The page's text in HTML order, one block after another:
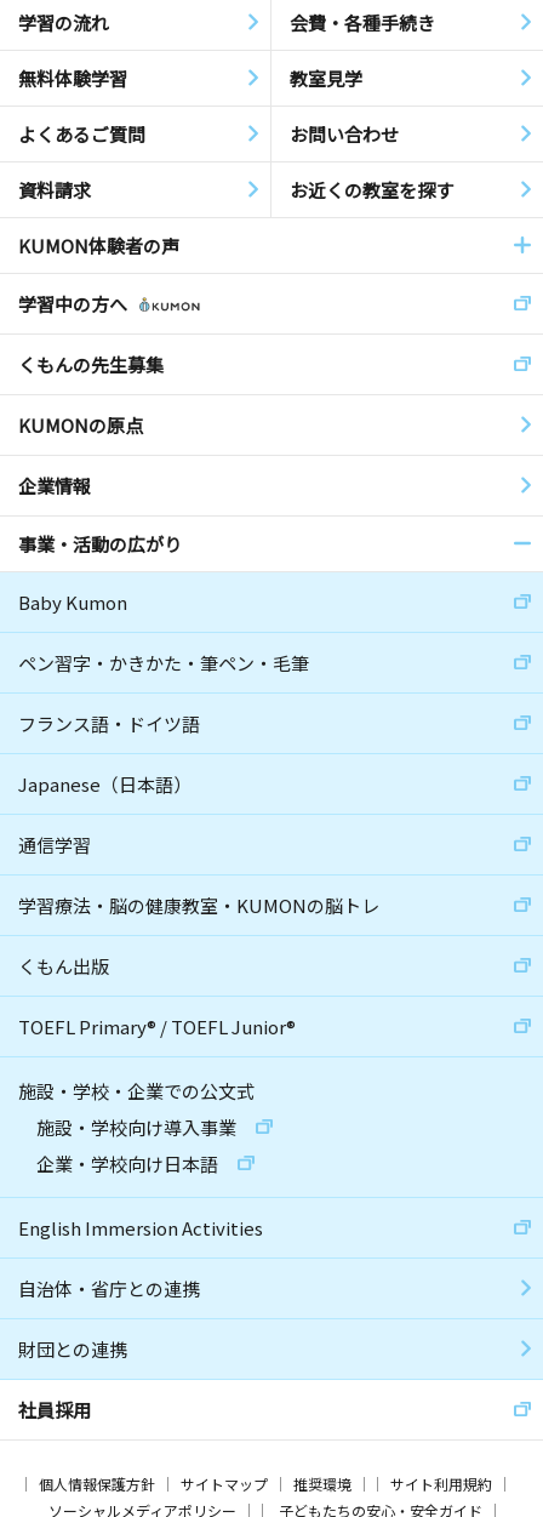
学習の流れ 会費・各種手続き
無料体験学習 教室見学
よくあるご質問 お問い合わせ
資料請求 お近くの教室を探す
KUMON体験者の声
学習中の方へ
くもんの先生募集
KUMONの原点
企業情報
事業・活動の広がり
Baby Kumon
ペン習字・かきかた・筆ペン・毛筆
フランス語・ドイツ語
Japanese（日本語）
通信学習
学習療法・脳の健康教室・KUMONの脳トレ
くもん出版
TOEFL Primary® /TOEFL Junior®
施設・学校・企業での公文式
施設・学校向け導入事業
企業・学校向け日本語
English Immersion Activities
自治体・省庁との連携
財団との連携
社員採用
個人情報保護方針 サイトマップ 推奨環境
サイト利用規約
ソーシャルメディアポリシー
子どもたちの安心・安全ガイド